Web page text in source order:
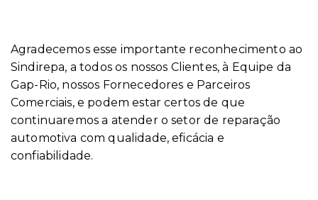
Agradecemos esse importante reconhecimento ao
Sindirepa, a todos os nossos Clientes, à Equipe da
Gap-Rio, nossos Fornecedores e Parceiros
Comerciais, e podem estar certos de que
continuaremos a atender o setor de reparação
automotiva com qualidade, eficácia e
confiabilidade.